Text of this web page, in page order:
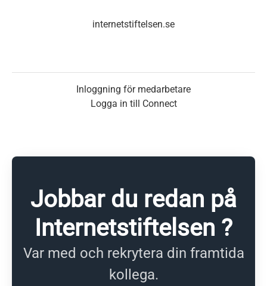
internetstiftelsen.se
Inloggning för medarbetare
Logga in till Connect
Jobbar du redan på
Internetstiftelsen ?
Var med och rekrytera din framtida
kollega.